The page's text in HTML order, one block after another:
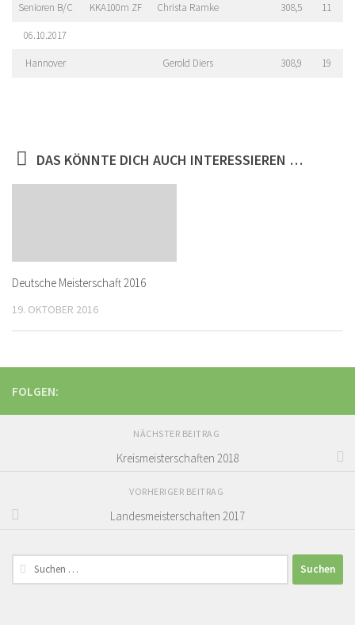
Senioren B/C KKA100m ZF Christa Ramke 308,5 11
06.10.2017
Hannover Gerold Diers 308,9 19
DAS KÖNNTE DICH AUCH INTERESSIEREN …
Deutsche Meisterschaft 2016
19. OKTOBER 2016
FOLGEN:
NÄCHSTER BEITRAG
Kreismeisterschaften 2018
VORHERIGER BEITRAG
Landesmeisterschaften 2017
Suchen
nach: